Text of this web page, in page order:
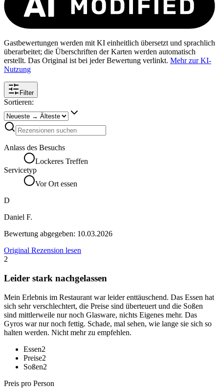
Gastbewertungen werden mit KI einheitlich übersetzt und sprachlich
überarbeitet; die Überschriften der Karten werden automatisch
erstellt. Das Original ist bei jeder Bewertung verlinkt. Mehr zur KI-
Nutzung
Filter
Sortieren:
Anlass des Besuchs
Lockeres Treffen
Servicetyp
Vor Ort essen
D
Daniel F.
Bewertung abgegeben: 10.03.2026
Original Rezension lesen
2
Leider stark nachgelassen
Mein Erlebnis im Restaurant war leider enttäuschend. Das Essen hat
sich sehr verschlechtert, die Preise sind überteuert und die Soßen
sind mittlerweile nur noch Glasware, nichts Eigenes mehr. Das
Gyros war nur noch fettig. Schade, mal sehen, wie lange sie sich so
halten werden. Nicht mehr zu empfehlen.
Essen2
Preise2
Soßen2
Preis pro Person